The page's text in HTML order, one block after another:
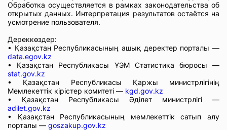
Обработка осуществляется в рамках законодательства об
открытых данных. Интерпретация результатов остаётся на
усмотрение пользователя.
Дереккөздер:
• Қазақстан Республикасының ашық деректер порталы —
data.egov.kz
• Қазақстан Республикасы ҰЭМ Статистика бюросы —
stat.gov.kz
• Қазақстан Республикасы Қаржы министрлігінің
Мемлекеттік кірістер комитеті — kgd.gov.kz
• Қазақстан Республикасы Әділет министрлігі —
adilet.gov.kz
• Қазақстан Республикасының мемлекеттік сатып алу
порталы — goszakup.gov.kz